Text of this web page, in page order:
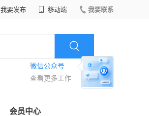
我要发布 移动端 我要联系
微信公众号
查看更多工作
会员中心